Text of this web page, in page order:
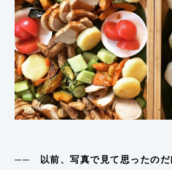
── 以前、写真で見て思ったのだ